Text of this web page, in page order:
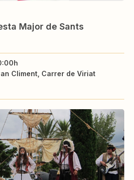
Major de Sants
Climent, Carrer de Viriat